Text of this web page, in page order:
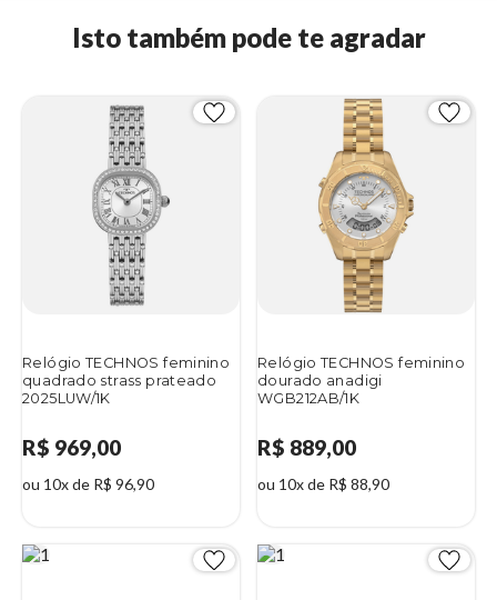
Isto também pode te agradar
Relógio TECHNOS feminino
quadrado strass prateado
2025LUW/1K
R$ 969,00
ou 10x de R$ 96,90
Relógio TECHNOS feminino
dourado anadigi
WGB212AB/1K
R$ 889,00
ou 10x de R$ 88,90